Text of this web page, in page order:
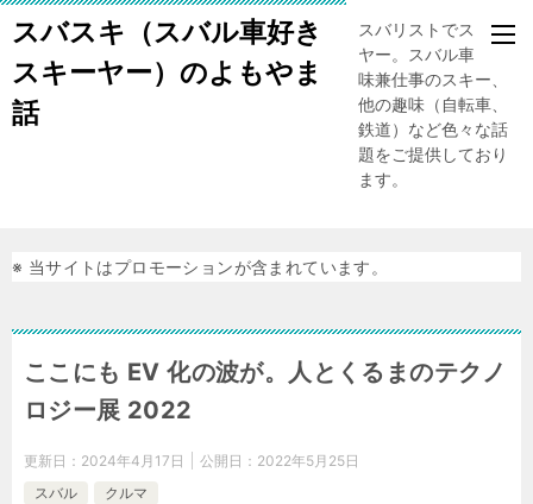
スバスキ（スバル車好き
スキーヤー）のよもやま
話
スバリストでスキー
ヤー。スバル車、趣
味兼仕事のスキー、
他の趣味（自転車、
鉄道）など色々な話
題をご提供しており
ます。
※ 当サイトはプロモーションが含まれています。
ここにも EV 化の波が。人とくるまのテクノ
ロジー展 2022
更新日： 2024年4月17日 公開日： 2022年5月25日
スバル
クルマ